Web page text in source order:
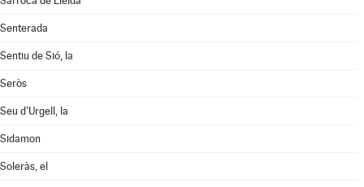
Senterada
Sentiu de Sió, la
Seròs
Seu d'Urgell, la
Sidamon
Soleràs, el